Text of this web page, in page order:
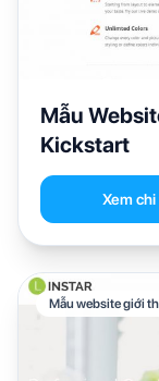
Mẫu
Kickstart
Xem
Mẫu website giới